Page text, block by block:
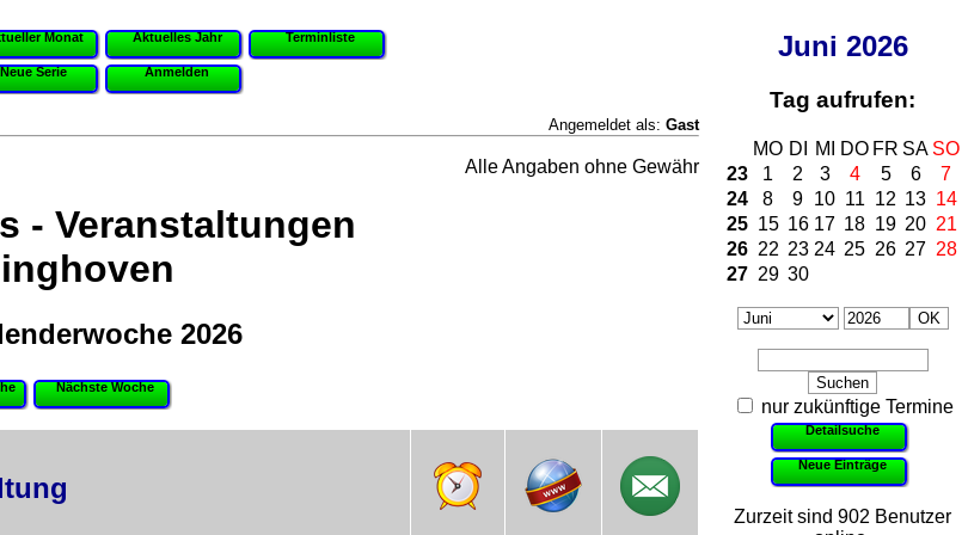
Juni 2026
Tag aufrufen:
MO DI MI DO FR SA SO
23
1 2 3 4 5 6
7
24
8 9 10 11 12 13 14
25 15 16 17 18 19 20 21
26 22 23 24 25 26 27 28
27 29 30
nur zukünftige Termine
Detailsuche
Neue Einträge
Zurzeit sind 902 Benutzer
Monat Aktuelles Jahr Terminliste
Neue Serie Anmelden
Angemeldet als: Gast
Alle Angaben ohne Gewähr
- Veranstaltungen
2026
Nächste Woche